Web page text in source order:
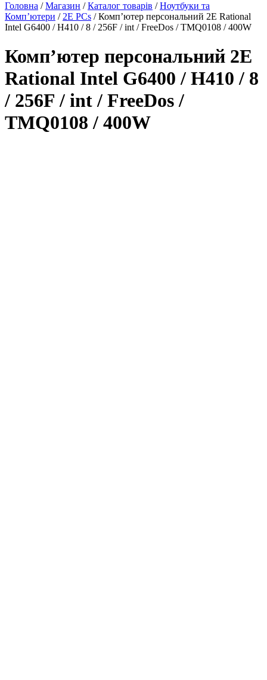
Головна /Магазин /Каталог товарів /Ноутбуки та
Комп’ютери / 2E PCs / Комп’ютер персональний 2E Rational
Intel G6400 / H410 / 8 / 256F / int / FreeDos / TMQ0108 / 400W
Комп’ютер персональний 2E
Rational Intel G6400 / H410 / 8
/ 256F / int / FreeDos /
TMQ0108 / 400W